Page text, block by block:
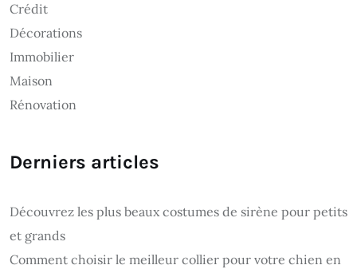
Crédit
Décorations
Immobilier
Maison
Rénovation
Derniers articles
Découvrez les plus beaux costumes de sirène pour petits
et grands
Comment choisir le meilleur collier pour votre chien en